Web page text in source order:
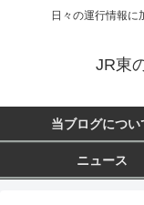
日々の運行情報に
JR東
当ブログについ
ニュース